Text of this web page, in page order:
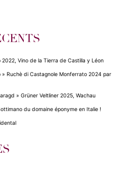
Vino de la Tierra de Castilla y Léon
» Ruchè di Castagnole Monferrato 2024 par
» Grüner Veltliner 2025, Wachau
du domaine éponyme en Italie !